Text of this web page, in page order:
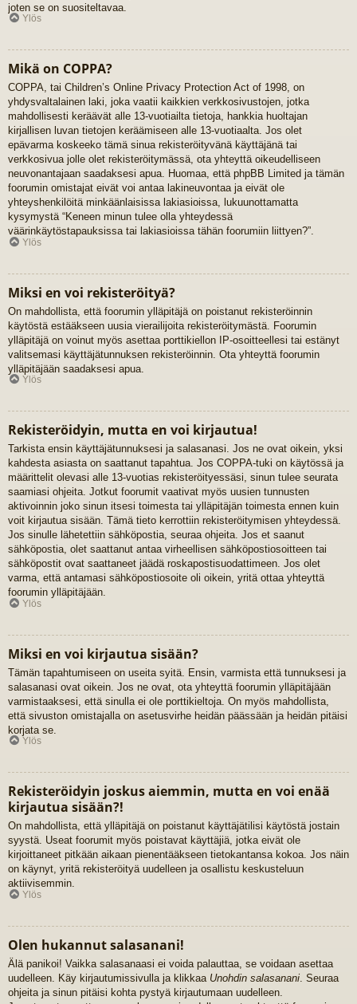
joten se on suositeltavaa.
Ylös
Mikä on COPPA?
COPPA, tai Children’s Online Privacy Protection Act of 1998, on
yhdysvaltalainen laki, joka vaatii kaikkien verkkosivustojen, jotka
mahdollisesti keräävät alle 13-vuotiailta tietoja, hankkia huoltajan
kirjallisen luvan tietojen keräämiseen alle 13-vuotiaalta. Jos olet
epävarma koskeeko tämä sinua rekisteröityvänä käyttäjänä tai
verkkosivua jolle olet rekisteröitymässä, ota yhteyttä oikeudelliseen
neuvonantajaan saadaksesi apua. Huomaa, että phpBB Limited ja tämän
foorumin omistajat eivät voi antaa lakineuvontaa ja eivät ole
yhteyshenkilöitä minkäänlaisissa lakiasioissa, lukuunottamatta
kysymystä “Keneen minun tulee olla yhteydessä
väärinkäytöstapauksissa tai lakiasioissa tähän foorumiin liittyen?”.
Ylös
Miksi en voi rekisteröityä?
On mahdollista, että foorumin ylläpitäjä on poistanut rekisteröinnin
käytöstä estääkseen uusia vierailijoita rekisteröitymästä. Foorumin
ylläpitäjä on voinut myös asettaa porttikiellon IP-osoitteellesi tai estänyt
valitsemasi käyttäjätunnuksen rekisteröinnin. Ota yhteyttä foorumin
ylläpitäjään saadaksesi apua.
Ylös
Rekisteröidyin, mutta en voi kirjautua!
Tarkista ensin käyttäjätunnuksesi ja salasanasi. Jos ne ovat oikein, yksi
kahdesta asiasta on saattanut tapahtua. Jos COPPA-tuki on käytössä ja
määrittelit olevasi alle 13-vuotias rekisteröityessäsi, sinun tulee seurata
saamiasi ohjeita. Jotkut foorumit vaativat myös uusien tunnusten
aktivoinnin joko sinun itsesi toimesta tai ylläpitäjän toimesta ennen kuin
voit kirjautua sisään. Tämä tieto kerrottiin rekisteröitymisen yhteydessä.
Jos sinulle lähetettiin sähköpostia, seuraa ohjeita. Jos et saanut
sähköpostia, olet saattanut antaa virheellisen sähköpostiosoitteen tai
sähköpostit ovat saattaneet jäädä roskapostisuodattimeen. Jos olet
varma, että antamasi sähköpostiosoite oli oikein, yritä ottaa yhteyttä
foorumin ylläpitäjään.
Ylös
Miksi en voi kirjautua sisään?
Tämän tapahtumiseen on useita syitä. Ensin, varmista että tunnuksesi ja
salasanasi ovat oikein. Jos ne ovat, ota yhteyttä foorumin ylläpitäjään
varmistaaksesi, että sinulla ei ole porttikieltoja. On myös mahdollista,
että sivuston omistajalla on asetusvirhe heidän päässään ja heidän pitäisi
korjata se.
Ylös
Rekisteröidyin joskus aiemmin, mutta en voi enää
kirjautua sisään?!
On mahdollista, että ylläpitäjä on poistanut käyttäjätilisi käytöstä jostain
syystä. Useat foorumit myös poistavat käyttäjiä, jotka eivät ole
kirjoittaneet pitkään aikaan pienentääkseen tietokantansa kokoa. Jos näin
on käynyt, yritä rekisteröityä uudelleen ja osallistu keskusteluun
aktiivisemmin.
Ylös
Olen hukannut salasanani!
Älä panikoi! Vaikka salasanaasi ei voida palauttaa, se voidaan asettaa
uudelleen. Käy kirjautumissivulla ja klikkaa Unohdin salasanani . Seuraa
ohjeita ja sinun pitäisi kohta pystyä kirjautumaan uudelleen.